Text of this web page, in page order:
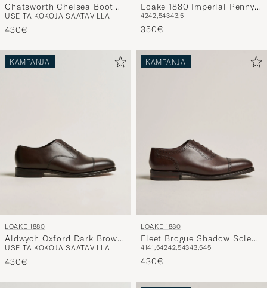
Chatsworth Chelsea Boot
Black Calf
USEITA KOKOJA SAATAVILLA
430€
Loake 1880 Imperial Penny
Loafer Dark Brown
4242,54343,5
350€
KAMPANJA
LOAKE 1880
Aldwych Oxford Dark Brown
Calf
USEITA KOKOJA SAATAVILLA
430€
KAMPANJA
LOAKE 1880
Fleet Brogue Shadow Sole
Dark Brown Calf
4141,54242,54343,545
430€